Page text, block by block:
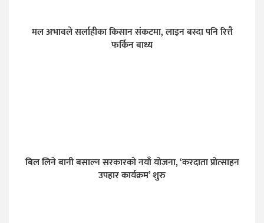
मल अभावले सर्लाहीका किसान संकटमा, लाइन बस्दा पनि रित्तै
फर्किन बाध्य
बिल लिने बानी बसाल्न सरकारको नयाँ योजना, ‘करदाता प्रोत्साहन
उपहार कार्यक्रम’ शुरु